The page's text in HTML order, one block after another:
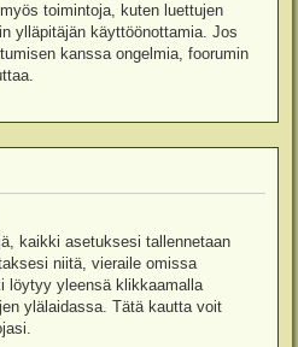
toimintoja, kuten luettujen
ylläpitäjän käyttöönottamia. Jos
kanssa ongelmia, foorumin
kaikki asetuksesi tallennetaan
niitä, vieraile omissa
löytyy yleensä klikkaamalla
ylälaidassa. Tätä kautta voit